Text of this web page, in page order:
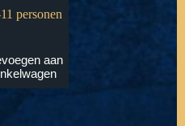
personen
aan